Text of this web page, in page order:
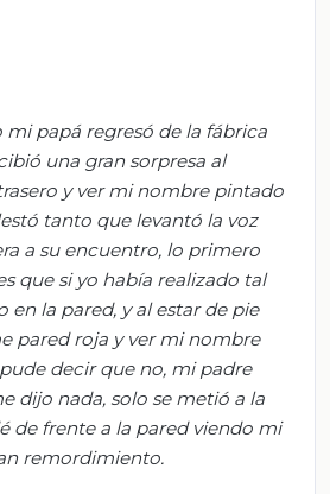
papá regresó de la fábrica
una gran sorpresa al
y ver mi nombre pintado
tanto que levantó la voz
a su encuentro, lo primero
que si yo había realizado tal
en la pared, y al estar de pie
pared roja y ver mi nombre
decir que no, mi padre
dijo nada, solo se metió a la
de frente a la pared viendo mi
remordimiento.